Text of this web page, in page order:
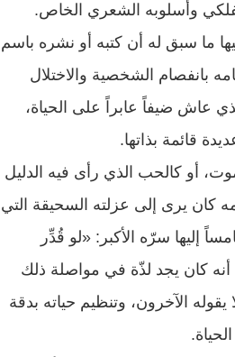
وأسلوبه الشعري الخاص.
ما سبق له أن كتبه أو نشره باسم
بانفصام الشخصية والاختلال
عاش ضيفاً عابراً على الحياة،
قائمة بذاتها.
أو كالحب الذي رأى فيه الدليل
كان يرى إلى عزلته السحيقة التي
إليها سرّه الأكبر: «لو قُدِّر
كان يجد لذّة في مواصلة ذلك
الآخرون، وتنظيم حياته بدقة